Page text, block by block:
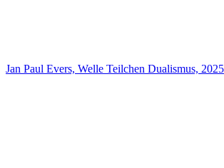
Jan Paul Evers, Welle Teilchen Dualismus, 2025